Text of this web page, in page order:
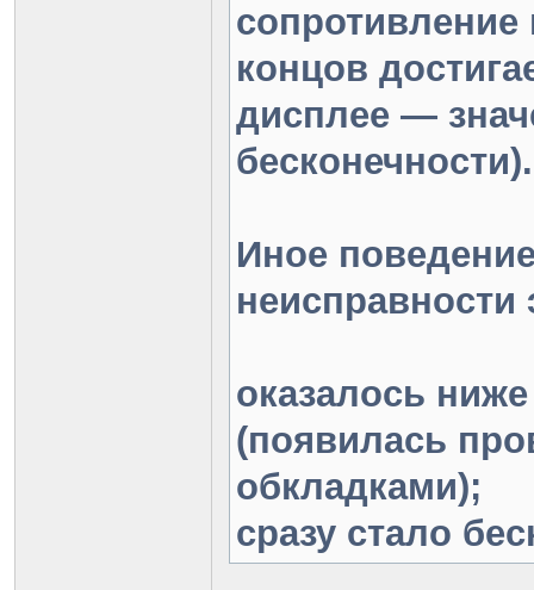
сопротивление
концов
дисплее —
бесконечности).
Иное
неисправности
оказалось
(появилась
обкладками);
сразу стало